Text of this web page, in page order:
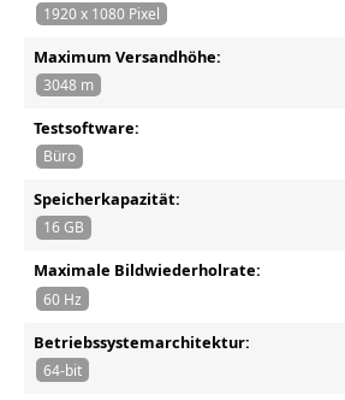
1920 x 1080 Pixel
Maximum Versandhöhe:
3048 m
Testsoftware:
Büro
Speicherkapazität:
16 GB
Maximale Bildwiederholrate:
60 Hz
Betriebssystemarchitektur:
64-bit